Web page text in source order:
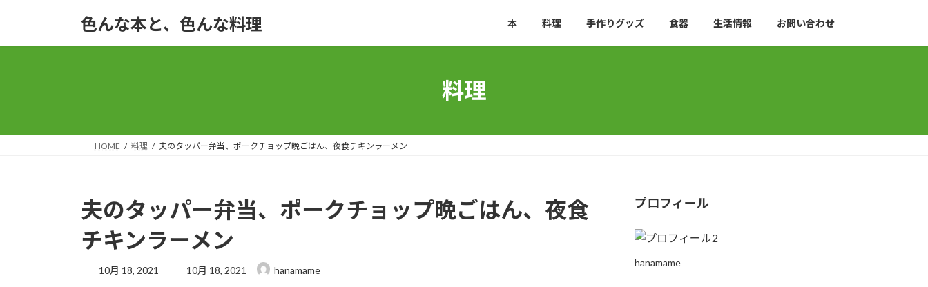
色んな本と、色んな料理 本 料理 手作りグッズ 食器 生活情報 お問い合わせ
料理
HOME 料理 夫のタッパー弁当、ポークチョップ晩ごはん、夜食チキンラーメン
夫のタッパー弁当、ポークチョップ晩ごはん、夜食
チキンラーメン
10月 18, 2021
最
10月 18, 2021 hanamame
プロフィール
hanamame